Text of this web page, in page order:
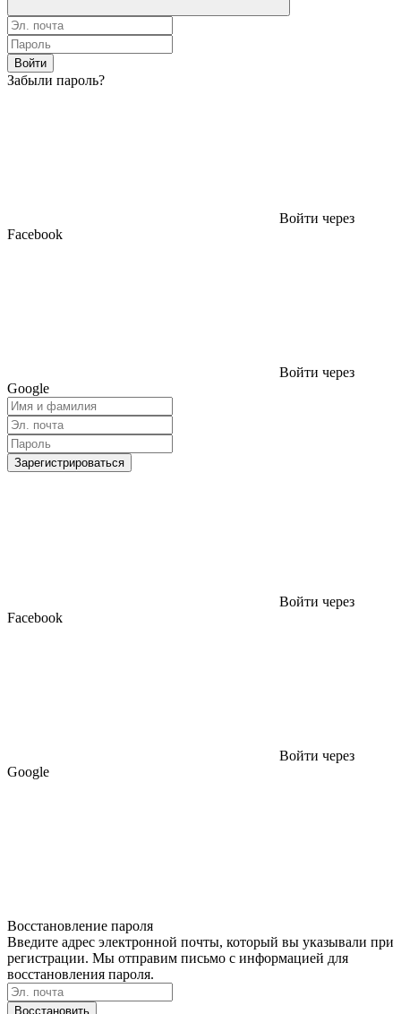
Войти
Забыли пароль?
Войти через
Facebook
Войти через
Google
Зарегистрироваться
Войти через
Facebook
Войти через
Google
Восстановление пароля
Введите адрес электронной почты, который вы указывали при
регистрации. Мы отправим письмо с информацией для
восстановления пароля.
Восстановить